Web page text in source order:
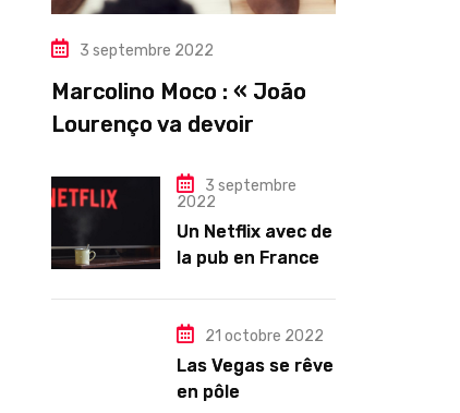
3 septembre 2022
Marcolino Moco : « João
Lourenço va devoir
illégitimité visible »
3 septembre
2022
Un Netflix avec de
la pub en France
pour les abonnés
?
21 octobre 2022
Las Vegas se rêve
en pôle